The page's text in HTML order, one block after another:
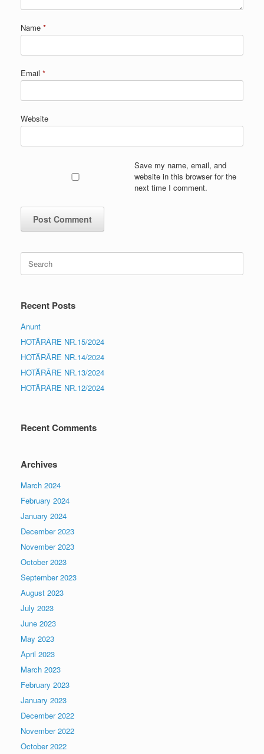
Name *
Email *
Website
Save my name, email, and
website in this browser for the
next time I comment.
for:
Recent Posts
Anunt
HOTĂRÂRE NR.15/2024
HOTĂRÂRE NR.14/2024
HOTĂRÂRE NR.13/2024
HOTĂRÂRE NR.12/2024
Recent Comments
Archives
March 2024
February 2024
January 2024
December 2023
November 2023
October 2023
September 2023
August 2023
July 2023
June 2023
May 2023
April 2023
March 2023
February 2023
January 2023
December 2022
November 2022
October 2022